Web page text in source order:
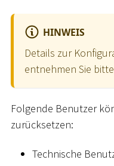
HINWEIS
Details zur
entnehmen Sie
Folgende Benutzer
zurücksetzen:
Technische